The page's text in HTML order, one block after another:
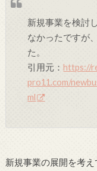
新規事業を検討
なかったですが
た。
引用元：https://
pro11.com/
ml
新規事業の展開を考